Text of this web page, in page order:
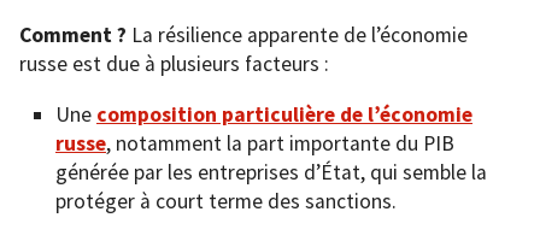
Comment ? La résilience apparente de l’économie
russe est due à plusieurs facteurs :
Une composition particulière de l’économie
russe, notamment la part importante du PIB
générée par les entreprises d’État, qui semble la
protéger à court terme des sanctions.